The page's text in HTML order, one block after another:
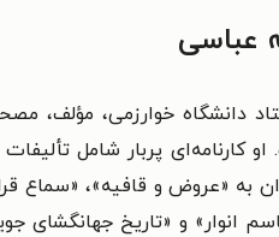
عباسی
دانشگاه خوارزمی،
به «عروض و قافیه»، «سماع
انوار» و «تاریخ جهانگشای